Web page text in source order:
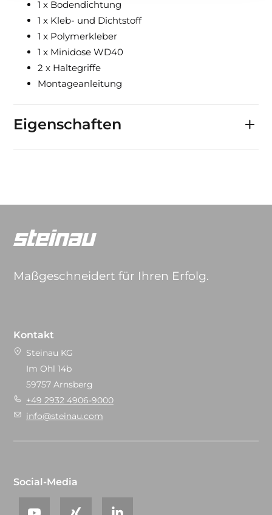
1 x Bodendichtung
1 x Kleb- und Dichtstoff
1 x Polymerkleber
1 x Minidose WD40
2 x Haltegriffe
Montageanleitung
Eigenschaften
Maßgeschneidert für Ihren Erfolg.
Kontakt
Steinau KG
Im Ohl 14b
59757 Arnsberg
+49 2932 4906-9000
info@steinau.com
Social-Media